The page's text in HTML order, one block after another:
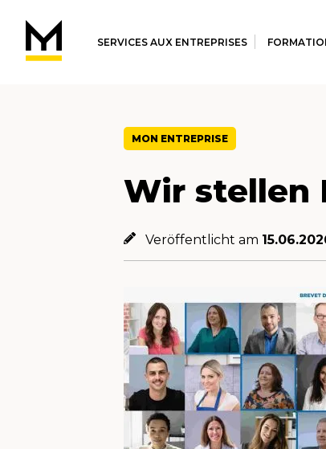
SERVICES AUX ENTREPRISES
MON ENTREPRISE
Wir stellen
Veröffentlicht am